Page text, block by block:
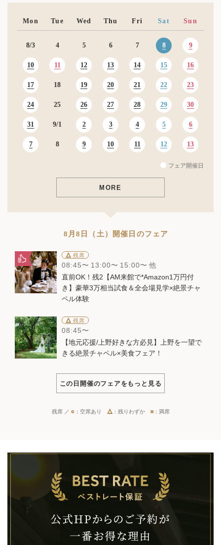
Mon Tue Wed Thu Fri Sat Sun
8 3 4 5 6 7 8 9
10 11 12 13 14 15 16
17 18 19 20 21 22 23
24 25 26 27 28 29 30
31 9 1 2 3 4 5 6
7 8 9 10 11 12 13
フェア開催日
MORE
8月8日（土）開催日のフェア
△ 残席
08:45 13:00 15:00
他
直前OK！残2【AM来館で*Amazon1万円付
き】豪華3万相当試食＆全会場見学×絶景チャ
ペル体験
△ 残席
08:45
【地元応援/上野好きな方必見】上野を一望で
きる絶景チャペル×美食フェア！
この日開催のフェアをもっと見る
残席 ／ ○：空席あり △ ：残りわずか ×：満席